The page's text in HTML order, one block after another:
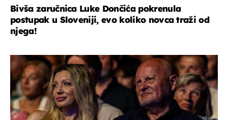
Bivša zaručnica Luke Dončića pokrenula
postupak u Sloveniji, evo koliko novca traži od
njega!